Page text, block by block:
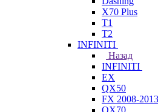
X70 Plus
T1
T2
INFINITI
Назад
INFINITI
EX
QX50
FX 2008-2013
QX70